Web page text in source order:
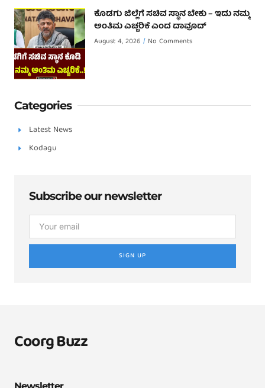
ಕೊಡಗು ಜಿಲ್ಲೆಗೆ ಸಚಿವ ಸ್ಥಾನ ಬೇಕು – ಇದು ನಮ್ಮ
ಅಂತಿಮ ಎಚ್ಚರಿಕೆ ಎಂದ ದಾವೂದ್ ‌
August 4, 2026 No Comments
Categories
Latest News
Kodagu
Subscribe our newsletter
SIGN UP
Coorg Buzz
Newsletter